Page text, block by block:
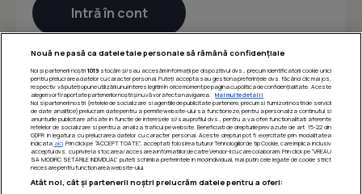
Nouă ne pasă ca datele tale personale să rămână confidențiale
Noi și partenerii noștri 1019stocăm și/sau accesăm informații pe dispozitivul dvs., precum identificatorii cookie unici
pentru prelucrarea datelor cu caracter personal. Puteți accepta sau gestiona preferințele dvs. făcând clic mai jos,
respectiv vă puteți opune utilizării unui interes legitim în orice moment pe pagina cu politica de confidențialitate. Aceste
alegeri vor fi raportate partenerilor noștri și nu vă vor afecta navigarea.
Mai multe detalii
Noi si partenerii nostri (retelele de socializare si agentiile de publicitate partenere, precum si furnizorii nostri de servicii
de date analitice) prelucram date pentru a permite website-ului sa functioneze, pentru a personaliza continutul si
anunturile publicitare afisate in functie de interesele si/sau profilul dvs., pentru a va oferi functionalitati aferente
retelelor de socializare si pentru a analiza traficul pe website. Beneficiati de drepturile prevazute de art. 15-22 din
GDPR in legatura cu prelucrarea datelor cu caracter personal. Aceste drepturi pot fi exercitate prin modalitatea
indicata aici. Prin click pe “ACCEPT TOATE”, acceptati folosirea tuturor Tehnologiilor de tip Cookie, care implica inclusiv
acceptul dvs. cu privire la stocarea/accesarea informatiilor de catre Vendor-ii cu care colaboram. Prin click pe “VREAU
SA MODIFIC SETARILE INDIVIDUAL” puteti schimba preferintele in mod individual, mai putin cele legate de cookie strict
necesare pentru functionarea website-ului.
Atât noi, cât și partenerii noștri prelucrăm datele pentru a oferi: